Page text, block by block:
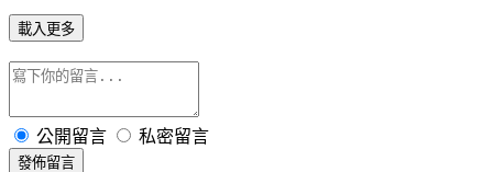
載入更多
公開留言 私密留言
發佈留言